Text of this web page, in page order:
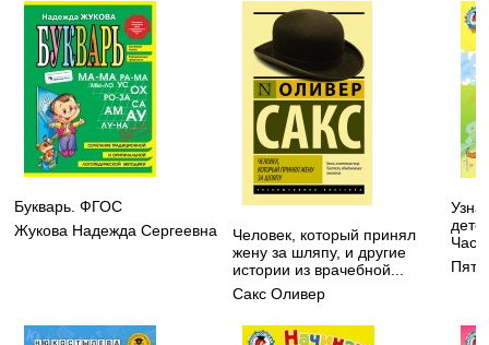
Букварь. ФГОС
Жукова Надежда Сергеевна
Человек, который принял
жену за шляпу, и другие
истории из врачебной...
Сакс Оливер